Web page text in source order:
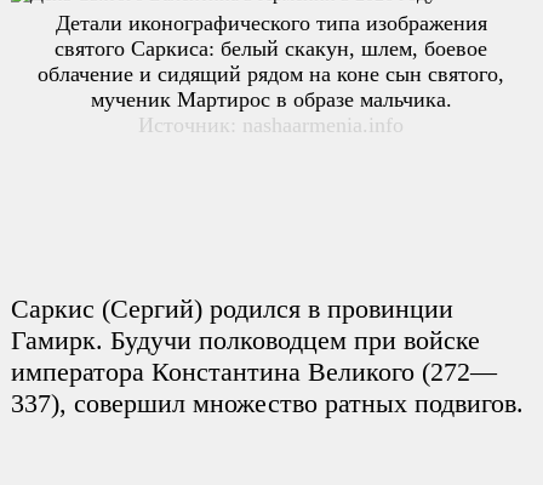
Детали иконографического типа изображения
святого Саркиса: белый скакун, шлем, боевое
облачение и сидящий рядом на коне сын святого,
мученик Мартирос в образе мальчика.
Источник: nashaarmenia.info
Саркис (Сергий) родился в провинции
Гамирк. Будучи полководцем при войске
императора Константина Великого (272—
337), совершил множество ратных подвигов.